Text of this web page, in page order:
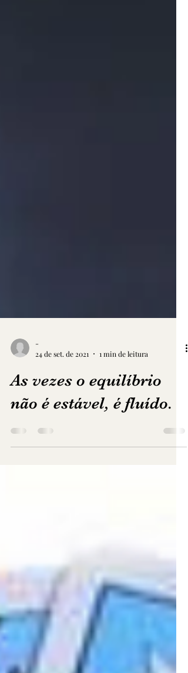
24 de set. de 2021
1 min de leitura
As vezes o equilíbrio
não é estável, é fluído.